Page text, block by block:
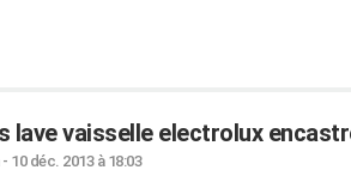
lave vaisselle electrolux
- 10 déc. 2013 à 18:03